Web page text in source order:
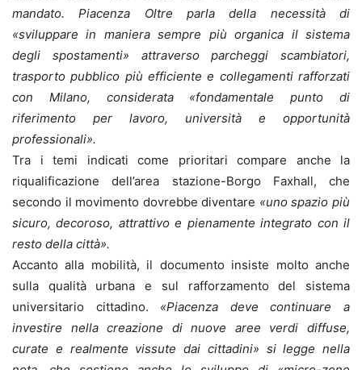
mandato. Piacenza Oltre parla della necessità di
«sviluppare in maniera sempre più organica il sistema
degli spostamenti» attraverso parcheggi scambiatori,
trasporto pubblico più efficiente e collegamenti rafforzati
con Milano, considerata «fondamentale punto di
riferimento per lavoro, università e opportunità
professionali».
Tra i temi indicati come prioritari compare anche la
riqualificazione dell’area stazione-Borgo Faxhall, che
secondo il movimento dovrebbe diventare «uno spazio più
sicuro, decoroso, attrattivo e pienamente integrato con il
resto della città».
Accanto alla mobilità, il documento insiste molto anche
sulla qualità urbana e sul rafforzamento del sistema
universitario cittadino. «Piacenza deve continuare a
investire nella creazione di nuove aree verdi diffuse,
curate e realmente vissute dai cittadini» si legge nella